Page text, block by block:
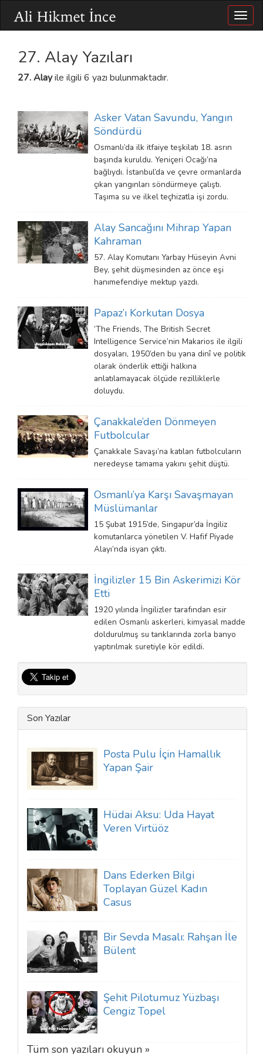
27. Alay Yazıları
27. Alayile ilgili 6 yazı bulunmaktadır.
Asker Vatan Savundu, Yangın
Söndürdü
Osmanlı’da ilk itfaiye teşkilatı 18. asrın
başında kuruldu. Yeniçeri Ocağı’na
bağlıydı. İstanbul’da ve çevre ormanlarda
çıkan yangınları söndürmeye çalıştı.
Taşıma su ve ilkel teçhizatla işi zordu.
Alay Sancağını Mihrap Yapan
Kahraman
57. Alay Komutanı Yarbay Hüseyin Avni
Bey, şehit düşmesinden az önce eşi
hanımefendiye mektup yazdı.
Papaz’ı Korkutan Dosya
‘The Friends, The British Secret
Intelligence Service’nin Makarios ile ilgili
dosyaları, 1950’den bu yana dinî ve politik
olarak önderlik ettiği halkına
anlatılamayacak ölçüde rezilliklerle
doluydu.
Çanakkale’den Dönmeyen
Futbolcular
Çanakkale Savaşı’na katılan futbolcuların
neredeyse tamama yakını şehit düştü.
Osmanlı’ya Karşı Savaşmayan
Müslümanlar
15 Şubat 1915’de, Singapur’da İngiliz
komutanlarca yönetilen V. Hafif Piyade
Alayı’nda isyan çıktı.
İngilizler 15 Bin Askerimizi Kör
Etti
1920 yılında İngilizler tarafından esir
edilen Osmanlı askerleri, kimyasal madde
doldurulmuş su tanklarında zorla banyo
yaptırılmak suretiyle kör edildi.
Son Yazılar
Posta Pulu İçin Hamallık
Yapan Şair
Hüdai Aksu: Uda Hayat
Veren Virtüöz
Dans Ederken Bilgi
Toplayan Güzel Kadın
Casus
Bir Sevda Masalı: Rahşan İle
Bülent
Şehit Pilotumuz Yüzbaşı
Cengiz Topel
Tüm son yazıları okuyun »